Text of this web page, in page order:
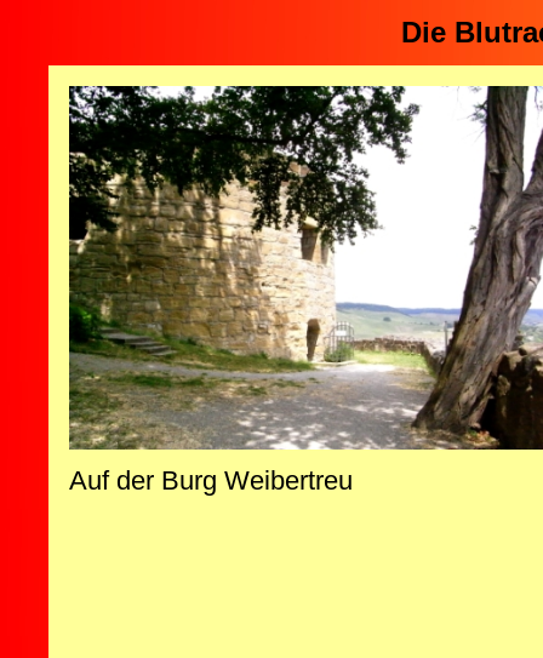
Die
Auf der Burg Weibertreu